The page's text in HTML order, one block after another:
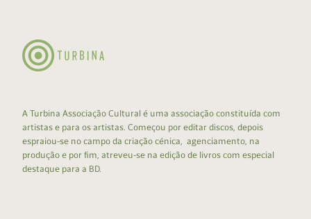
A Turbina Associação Cultural é uma associação constituída com
artistas e para os artistas. Começou por editar discos, depois
espraiou-se no campo da criação cénica, agenciamento, na
produção e por fim, atreveu-se na edição de livros com especial
destaque para a BD.